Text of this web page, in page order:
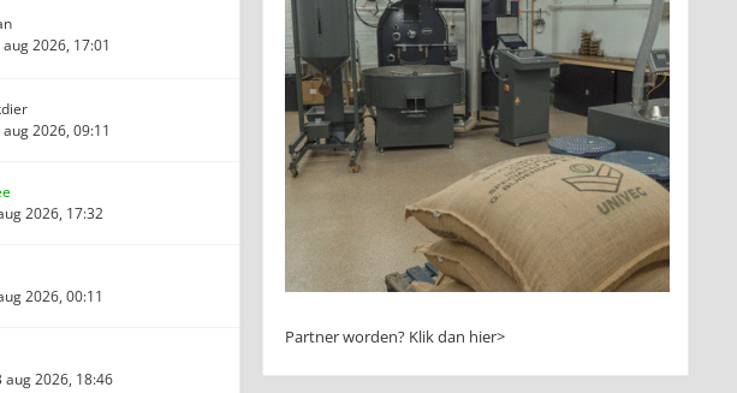
2026, 17:01
2026, 09:11
2026, 17:32
2026, 00:11
aug 2026, 18:46
Partner worden? Klik dan hier>